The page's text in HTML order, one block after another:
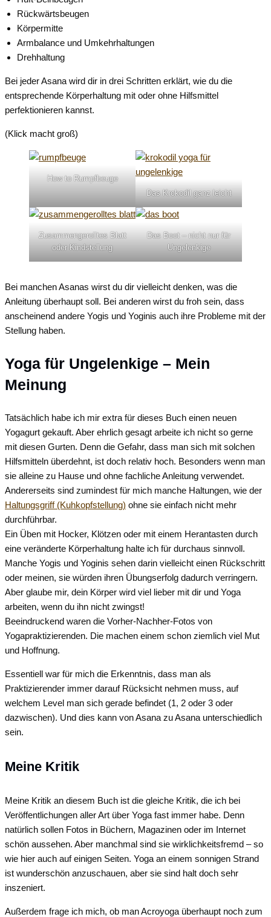
Rückwärtsbeugen
Körpermitte
Armbalance und Umkehrhaltungen
Drehhaltung
Bei jeder Asana wird dir in drei Schritten erklärt, wie du die
entsprechende Körperhaltung mit oder ohne Hilfsmittel
perfektionieren kannst.
(Klick macht groß)
How to Rumpfbeuge
Das Krokodil ganz leicht
Zusammengerolltes Blatt
oder Kindstellung
Das Boot – nicht nur für
Ungelenkige
Bei manchen Asanas wirst du dir vielleicht denken, was die
Anleitung überhaupt soll. Bei anderen wirst du froh sein, dass
anscheinend andere Yogis und Yoginis auch ihre Probleme mit der
Stellung haben.
Yoga für Ungelenkige – Mein
Meinung
Tatsächlich habe ich mir extra für dieses Buch einen neuen
Yogagurt gekauft. Aber ehrlich gesagt arbeite ich nicht so gerne
mit diesen Gurten. Denn die Gefahr, dass man sich mit solchen
Hilfsmitteln überdehnt, ist doch relativ hoch. Besonders wenn man
sie alleine zu Hause und ohne fachliche Anleitung verwendet.
Andererseits sind zumindest für mich manche Haltungen, wie der
Haltungsgriff (Kuhkopfstellung) ohne sie einfach nicht mehr
durchführbar.
Ein Üben mit Hocker, Klötzen oder mit einem Herantasten durch
eine veränderte Körperhaltung halte ich für durchaus sinnvoll.
Manche Yogis und Yoginis sehen darin vielleicht einen Rückschritt
oder meinen, sie würden ihren Übungserfolg dadurch verringern.
Aber glaube mir, dein Körper wird viel lieber mit dir und Yoga
arbeiten, wenn du ihn nicht zwingst!
Beeindruckend waren die Vorher-Nachher-Fotos von
Yogapraktizierenden. Die machen einem schon ziemlich viel Mut
und Hoffnung.
Essentiell war für mich die Erkenntnis, dass man als
Praktizierender immer darauf Rücksicht nehmen muss, auf
welchem Level man sich gerade befindet (1, 2 oder 3 oder
dazwischen). Und dies kann von Asana zu Asana unterschiedlich
sein.
Meine Kritik
Meine Kritik an diesem Buch ist die gleiche Kritik, die ich bei
Veröffentlichungen aller Art über Yoga fast immer habe. Denn
natürlich sollen Fotos in Büchern, Magazinen oder im Internet
schön aussehen. Aber manchmal sind sie wirklichkeitsfremd – so
wie hier auch auf einigen Seiten. Yoga an einem sonnigen Strand
ist wunderschön anzuschauen, aber sie sind halt doch sehr
inszeniert.
Außerdem frage ich mich, ob man Acroyoga überhaupt noch zum